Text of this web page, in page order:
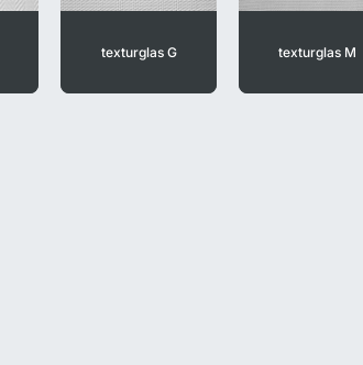
texturglas G texturglas M